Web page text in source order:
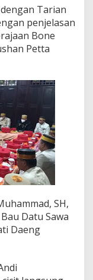
Tarian
penjelasan
Bone
Petta
SH,
Datu Sawa
Daeng